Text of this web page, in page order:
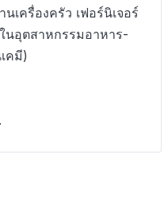
เครื่องครัว เฟอร์นิเจอร์
นอุตสาหกรรมอาหาร-
คมี)